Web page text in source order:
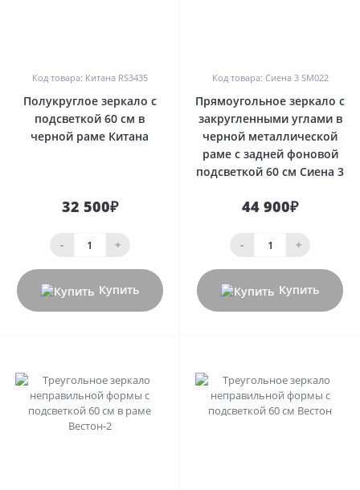
Код товара: Китана RS3435
Полукруглое зеркало с
подсветкой 60 см в
черной раме Китана
32 500₽
- +
Купить
Код товара: Сиена 3 SM022
Прямоугольное зеркало с
закругленными углами в
черной металлической
раме с задней фоновой
подсветкой 60 см Сиена 3
44 900₽
- +
Купить